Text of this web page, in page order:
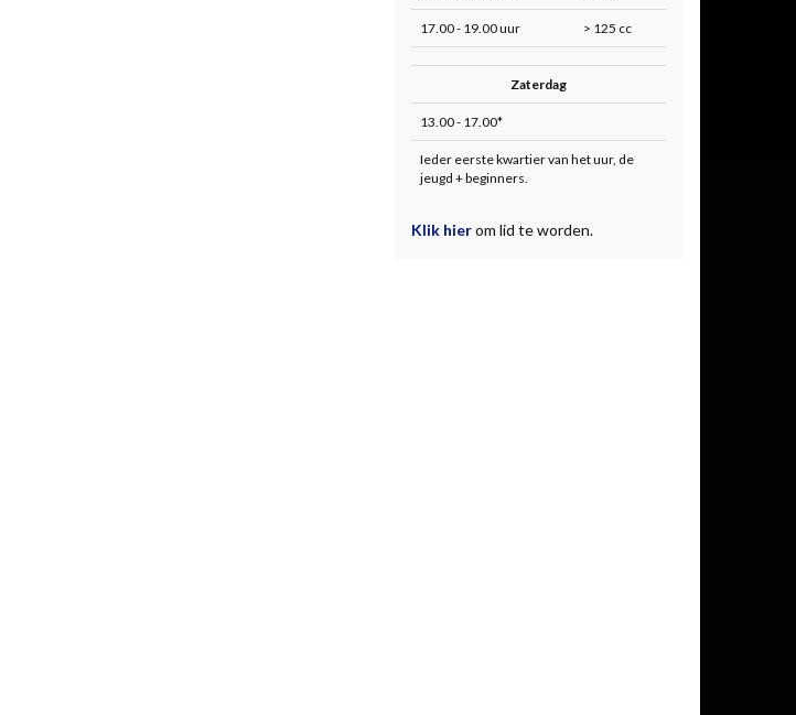
17.00 - 19.00 uur > 125 cc
Zaterdag
13.00 - 17.00*
Ieder eerste kwartier van het uur, de
jeugd + beginners.
Klik hierom lid te worden.